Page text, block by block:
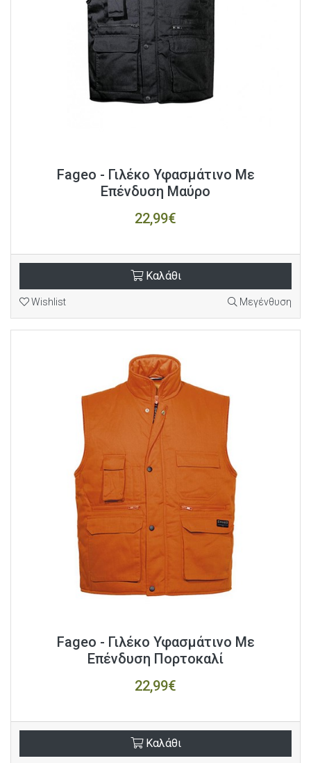
Fageo - Γιλέκο Υφασμάτινο Με
Επένδυση Μαύρο
22,99€
Καλάθι
Wishlist Μεγένθυση
Fageo - Γιλέκο Υφασμάτινο Με
Επένδυση Πορτοκαλί
22,99€
Καλάθι